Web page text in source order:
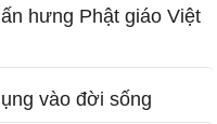
hưng Phật giáo Việt
vào đời sống